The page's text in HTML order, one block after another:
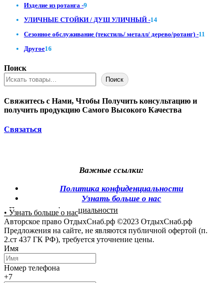
Изделие из ротанга -9
товаров
УЛИЧНЫЕ СТОЙКИ / ДУШ УЛИЧНЫЙ -1414
товаров
Сезонное обслуживание (текстиль/ металл/ дерево/ротанг) -11
Другое16
Поиск
Поиск
Свяжитесь с Нами, Чтобы Получить консультацию и
получить продукцию Самого Высокого Качества
Связаться
Важные ссылки:
Политика конфиденциальности
Узнать больше о нас
• Политика конфиденциальности
• Узнать больше о нас
Авторское право ОтдыхСнаб.рф ©2023 ОтдыхСнаб.рф
Предложения на сайте, не являются публичной офертой (п.
2.ст 437 ГК РФ), требуется уточнение цены.
Имя
Номер телефона
+7